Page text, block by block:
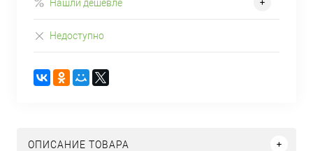
Нашли дешевле
Недоступно
ОПИСАНИЕ ТОВАРА